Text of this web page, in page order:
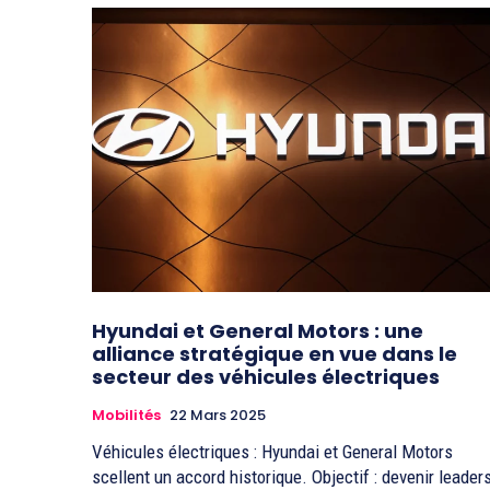
Hyundai et General Motors : une
alliance stratégique en vue dans le
secteur des véhicules électriques
Mobilités 22 Mars 2025
Véhicules électriques : Hyundai et General Motors
scellent un accord historique. Objectif : devenir